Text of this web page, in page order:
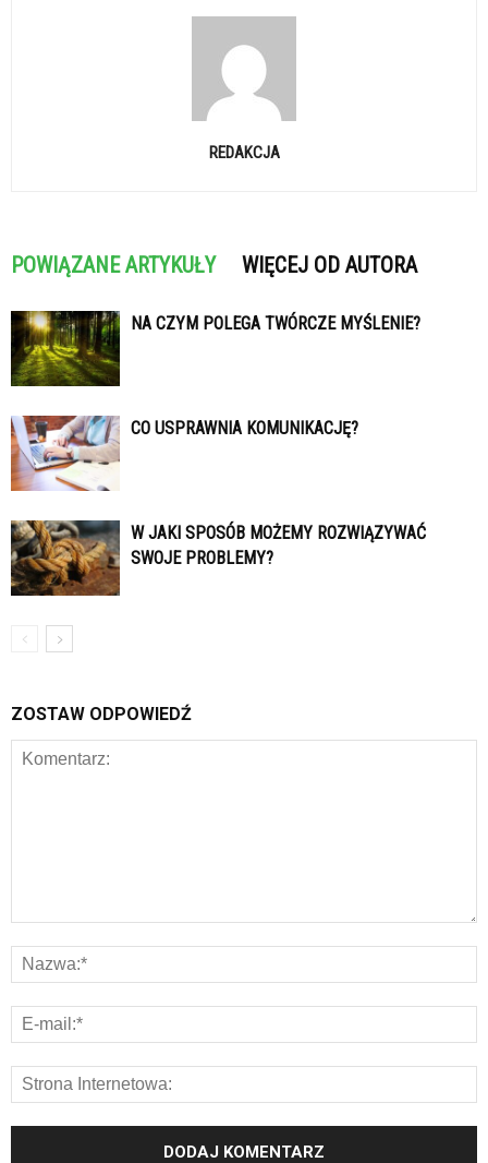
REDAKCJA
POWIĄZANE ARTYKUŁY WIĘCEJ OD AUTORA
NA CZYM POLEGA TWÓRCZE MYŚLENIE?
CO USPRAWNIA KOMUNIKACJĘ?
W JAKI SPOSÓB MOŻEMY ROZWIĄZYWAĆ
SWOJE PROBLEMY?
ZOSTAW ODPOWIEDŹ